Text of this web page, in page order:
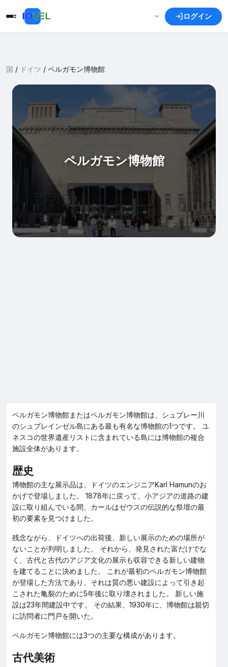
ログイン
国 / ドイツ / ペルガモン博物館
ペルガモン博物館
ペルガモン博物館またはペルガモン博物館は、シュプレー川
のシュプレインゼル島にある最も有名な博物館の1つです。 ユ
ネスコの世界遺産リストに含まれている島には博物館の複合
施設全体があります。
歴史
博物館の主な展示品は、ドイツのエンジニアKarl Hamunのお
かげで登場しました。 1878年に戻って、小アジアの道路の建
設に取り組んでいる間、カールはゼウスの伝説的な祭壇の最
初の要素を見つけました。
残念ながら、ドイツへの出荷後、新しい展示のための場所が
ないことが判明しました。 それから、発見された富だけでな
く、古代と古代のアジア文化の展示も収容できる新しい建物
を建てることに決めました。 これが最初のペルガモン博物館
が登場した方法であり、それは質の悪い建設によって引き起
こされた亀裂のために5年後に取り壊されました。 新しい施
設は23年間建設中です。 その結果、1930年に、博物館は親切
に訪問者に門戸を開いた。
ペルガモン博物館には3つの主要な構成があります。
古代美術